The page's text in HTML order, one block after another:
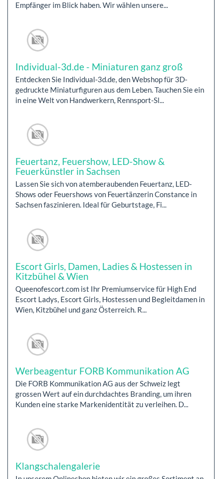
Empfänger im Blick haben. Wir wählen unsere...
Individual-3d.de - Miniaturen ganz groß
Entdecken Sie Individual-3d.de, den Webshop für 3D-
gedruckte Miniaturfiguren aus dem Leben. Tauchen Sie ein
in eine Welt von Handwerkern, Rennsport-Sl...
Feuertanz, Feuershow, LED-Show &
Feuerkünstler in Sachsen
Lassen Sie sich von atemberaubenden Feuertanz, LED-
Shows oder Feuershows von Feuertänzerin Constance in
Sachsen faszinieren. Ideal für Geburtstage, Fi...
Escort Girls, Damen, Ladies & Hostessen in
Kitzbühel & Wien
Queenofescort.com ist Ihr Premiumservice für High End
Escort Ladys, Escort Girls, Hostessen und Begleitdamen in
Wien, Kitzbühel und ganz Österreich. R...
Werbeagentur FORB Kommunikation AG
Die FORB Kommunikation AG aus der Schweiz legt
grossen Wert auf ein durchdachtes Branding, um ihren
Kunden eine starke Markenidentität zu verleihen. D...
Klangschalengalerie